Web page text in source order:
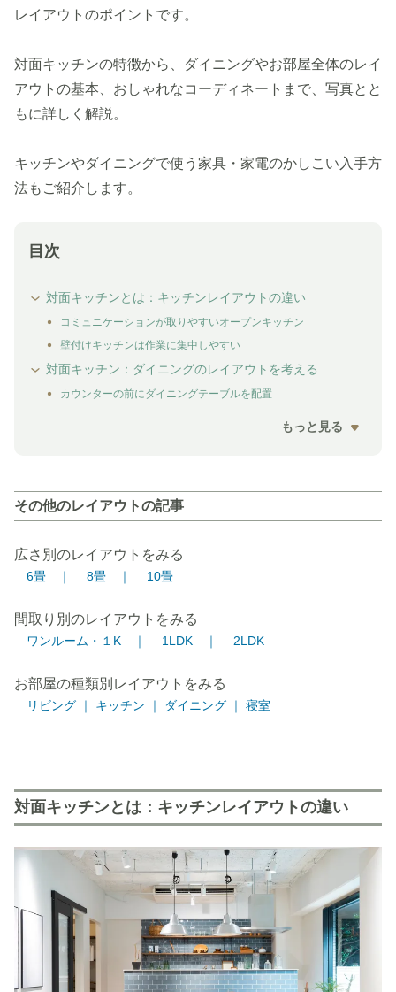
レイアウトのポイントです。
対面キッチンの特徴から、ダイニングやお部屋全体のレイ
アウトの基本、おしゃれなコーディネートまで、写真とと
もに詳しく解説。
キッチンやダイニングで使う家具・家電のかしこい入手方
法もご紹介します。
目次
対面キッチンとは：キッチンレイアウトの違い
コミュニケーションが取りやすいオープンキッチン
壁付けキッチンは作業に集中しやすい
対面キッチン：ダイニングのレイアウトを考える
カウンターの前にダイニングテーブルを配置
もっと見る
その他のレイアウトの記事
広さ別のレイアウトをみる
6畳 ｜ 8畳 ｜ 10畳
間取り別のレイアウトをみる
ワンルーム・１K ｜ 1LDK ｜ 2LDK
お部屋の種類別レイアウトをみる
リビング ｜ キッチン ｜ ダイニング ｜ 寝室
対面キッチンとは：キッチンレイアウトの違い